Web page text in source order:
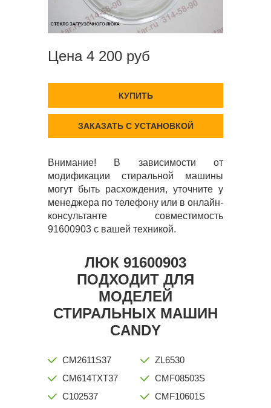
Цена 4 200 руб
КУПИТЬ
ЗАКАЗАТЬ С УСТАНОВКОЙ
Внимание! В зависимости от
модификации стиральной машины
могут быть расхождения, уточните у
менеджера по телефону или в онлайн-
консультанте совместимость
91600903 с вашей техникой.
ЛЮК 91600903
ПОДХОДИТ ДЛЯ
МОДЕЛЕЙ
СТИРАЛЬНЫХ МАШИН
CANDY
CM2611S37
CM614TXT37
C102537
ZL6530
CMF08503S
CMF10601S